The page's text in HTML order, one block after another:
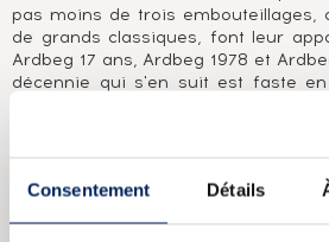
Consentement Détails
pas moins de trois embouteillages,
de grands classiques, font leur
Ardbeg 17 ans, Ardbeg 1978 et
décennie qui s'en suit est faste
cask strength, élevées en fûts de
toutes plus belles les unes que les
amateurs de malts aux senteurs
baume du tigre.